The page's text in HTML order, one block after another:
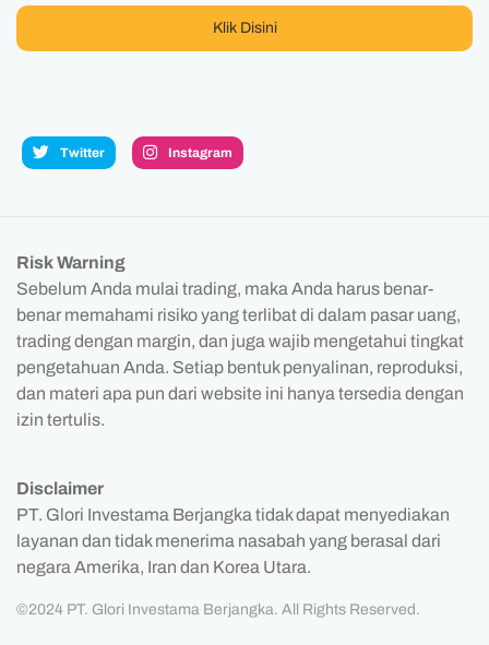
Klik Disini
Twitter Instagram
Risk Warning
Sebelum Anda mulai trading, maka Anda harus benar-
benar memahami risiko yang terlibat di dalam pasar uang,
trading dengan margin, dan juga wajib mengetahui tingkat
pengetahuan Anda. Setiap bentuk penyalinan, reproduksi,
dan materi apa pun dari website ini hanya tersedia dengan
izin tertulis.
Disclaimer
PT. Glori Investama Berjangka tidak dapat menyediakan
layanan dan tidak menerima nasabah yang berasal dari
negara Amerika, Iran dan Korea Utara.
©2024 PT. Glori Investama Berjangka. All Rights Reserved.